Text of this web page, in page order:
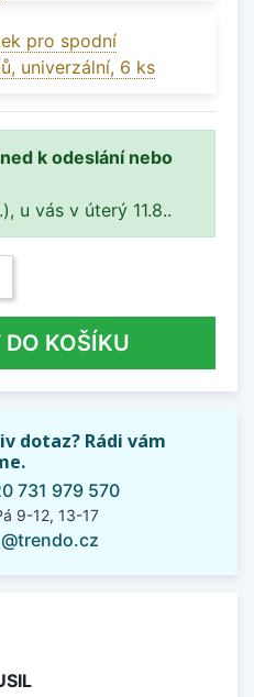
pro spodní
univerzální, 6 ks
k odeslání nebo
u vás v úterý 11.8..
DO KOŠÍKU
dotaz? Rádi vám
731 979 570
9-12, 13-17